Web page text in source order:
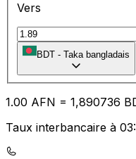
Vers
BDT - Taka bangladais
1.00 AFN = 1,890736
Taux interbancaire à